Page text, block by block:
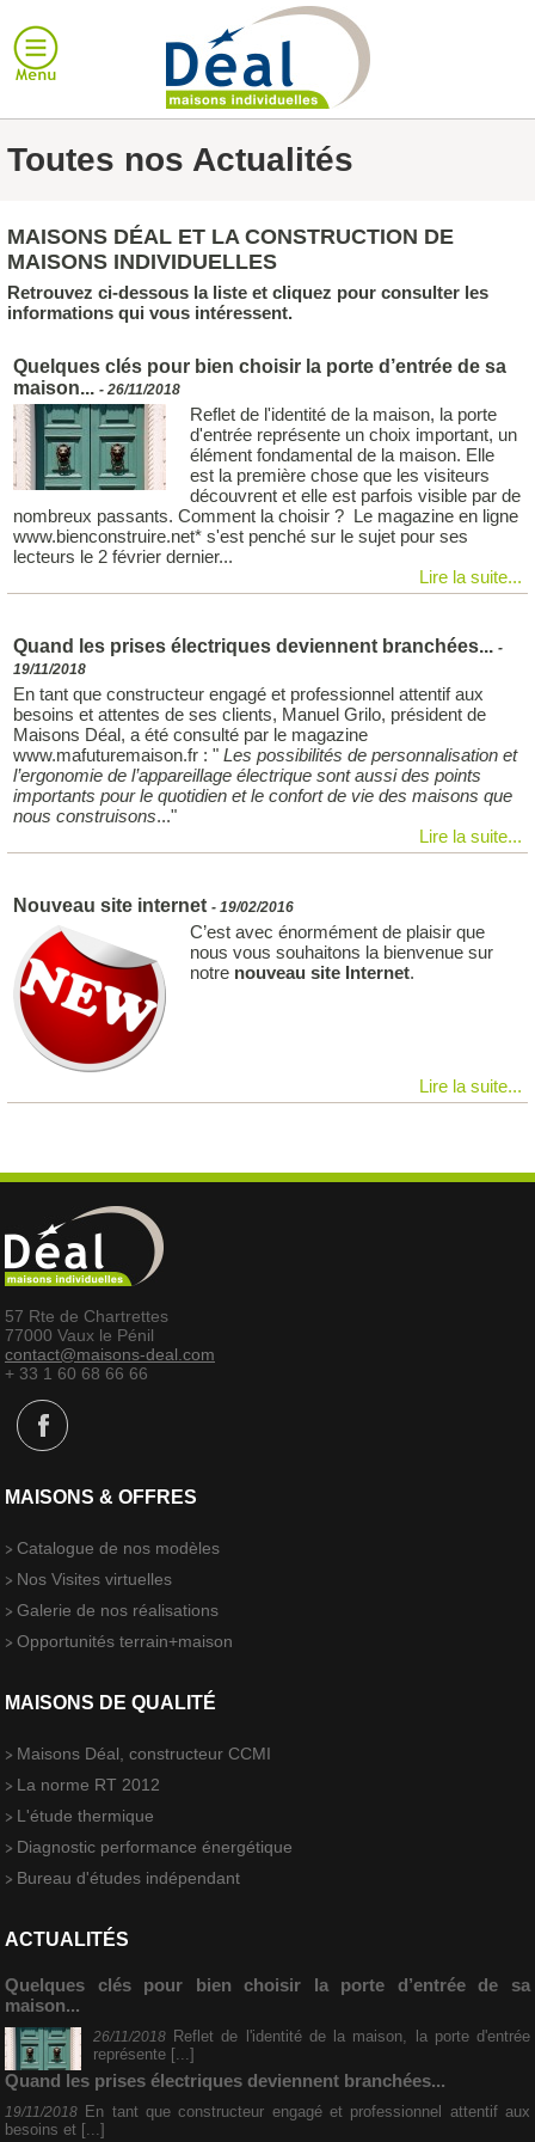
Toutes nos Actualités
MAISONS DÉAL ET LA CONSTRUCTION DE
MAISONS INDIVIDUELLES
Retrouvez ci-dessous la liste et cliquez pour consulter les
informations qui vous intéressent.
Quelques clés pour bien choisir la porte d’entrée de sa
maison... - 26/11/2018
Reflet de l'identité de la maison, la porte
d'entrée représente un choix important, un
élément fondamental de la maison. Elle
est la première chose que les visiteurs
découvrent et elle est parfois visible par de
nombreux passants. Comment la choisir ? Le magazine en ligne
www.bienconstruire.net* s'est penché sur le sujet pour ses
lecteurs le 2 février dernier...
Lire la suite...
Quand les prises électriques deviennent branchées... -
19/11/2018
En tant que constructeur engagé et professionnel attentif aux
besoins et attentes de ses clients, Manuel Grilo, président de
Maisons Déal, a été consulté par le magazine
www.mafuturemaison.fr : " Les possibilités de personnalisation et
l’ergonomie de l’appareillage électrique sont aussi des points
importants pour le quotidien et le confort de vie des maisons que
nous construisons..."
Lire la suite...
Nouveau site internet - 19/02/2016
C’est avec énormément de plaisir que
nous vous souhaitons la bienvenue sur
notre nouveau site Internet.
Lire la suite...
57 Rte de Chartrettes
77000 Vaux le Pénil
contact@maisons-deal.com
+ 33 1 60 68 66 66
MAISONS & OFFRES
Catalogue de nos modèles
Nos Visites virtuelles
Galerie de nos réalisations
Opportunités terrain+maison
MAISONS DE QUALITÉ
Maisons Déal, constructeur CCMI
La norme RT 2012
L'étude thermique
Diagnostic performance énergétique
Bureau d'études indépendant
ACTUALITÉS
Quelques clés pour bien choisir la porte d’entrée de sa
maison...
26/11/2018 Reflet de l'identité de la maison, la porte d'entrée
représente [...]
Quand les prises électriques deviennent branchées...
19/11/2018 En tant que constructeur engagé et professionnel attentif aux
besoins et [...]